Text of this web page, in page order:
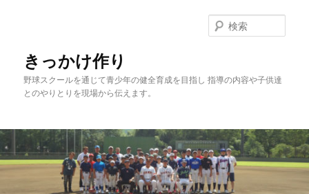
移
動
きっかけ作り
野球スクールを通じて青少年の健全育成を目指し 指導の内容や子供達
とのやりとりを現場から伝えます。
索